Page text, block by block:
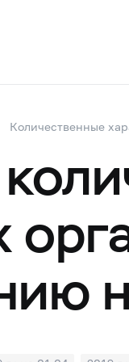
Количественные